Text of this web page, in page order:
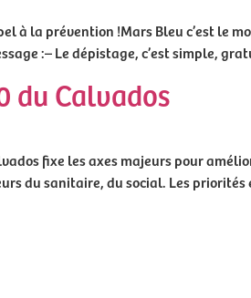
à la prévention !Mars Bleu c’est le
:– Le dépistage, c’est simple,
du Calvados
fixe les axes majeurs pour
du sanitaire, du social. Les priorités